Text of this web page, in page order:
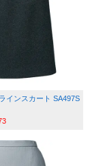
インスカート SA497S